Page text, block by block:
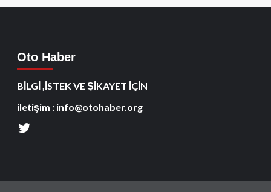
Oto Haber
BİLGİ ,İSTEK VE ŞİKAYET İÇİN
iletişim : info@otohaber.org